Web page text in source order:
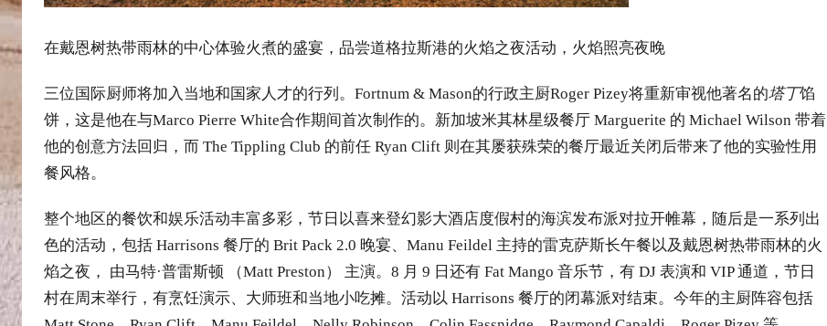
在戴恩树热带雨林的中心体验火煮的盛宴，品尝道格拉斯港的火焰之夜活动，火焰照亮夜晚
三位国际厨师将加入当地和国家人才的行列。Fortnum & Mason的行政主厨Roger Pizey将重新审视他著名的塔丁馅
饼，这是他在与Marco Pierre White合作期间首次制作的。新加坡米其林星级餐厅 Marguerite 的 Michael Wilson 带着
他的创意方法回归，而 The Tippling Club 的前任 Ryan Clift 则在其屡获殊荣的餐厅最近关闭后带来了他的实验性用
餐风格。
整个地区的餐饮和娱乐活动丰富多彩，节日以喜来登幻影大酒店度假村的海滨发布派对拉开帷幕，随后是一系列出
色的活动，包括 Harrisons 餐厅的 Brit Pack 2.0 晚宴、Manu Feildel 主持的雷克萨斯长午餐以及戴恩树热带雨林的火
焰之夜， 由马特·普雷斯顿 （Matt Preston） 主演。8 月 9 日还有 Fat Mango 音乐节，有 DJ 表演和 VIP 通道，节日
村在周末举行，有烹饪演示、大师班和当地小吃摊。活动以 Harrisons 餐厅的闭幕派对结束。今年的主厨阵容包括